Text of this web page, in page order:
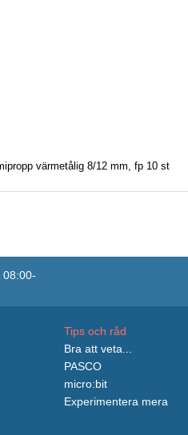
värmetålig 8/12 mm, fp 10 st
08:00-
Tips och råd
Bra att veta...
PASCO
micro:bit
Experimentera mera